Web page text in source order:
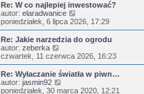
Re: W co najlepiej inwestować?
autor: elaradwanice
y
ś
w
e
l
n
a
poniedziałek, 6 lipca 2026, 17:29
Re: Jakie narzedzia do ogrodu
autor: zeberka
y
ś
w
i
e
czwartek, 11 czerwca 2026, 16:23
Re: Wyłaczanie światła w piwn…
autor: jasmin92
y
poniedziałek, 30 marca 2020, 12:21